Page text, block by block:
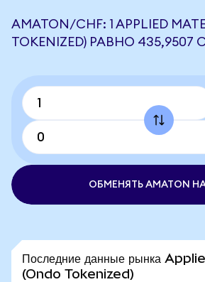
AMATON/CHF: 1 APPLIED
TOKENIZED) РАВНО 435,9507
ОБМЕНЯТЬ AMATON НА
Последние данные рынка
(Ondo Tokenized)